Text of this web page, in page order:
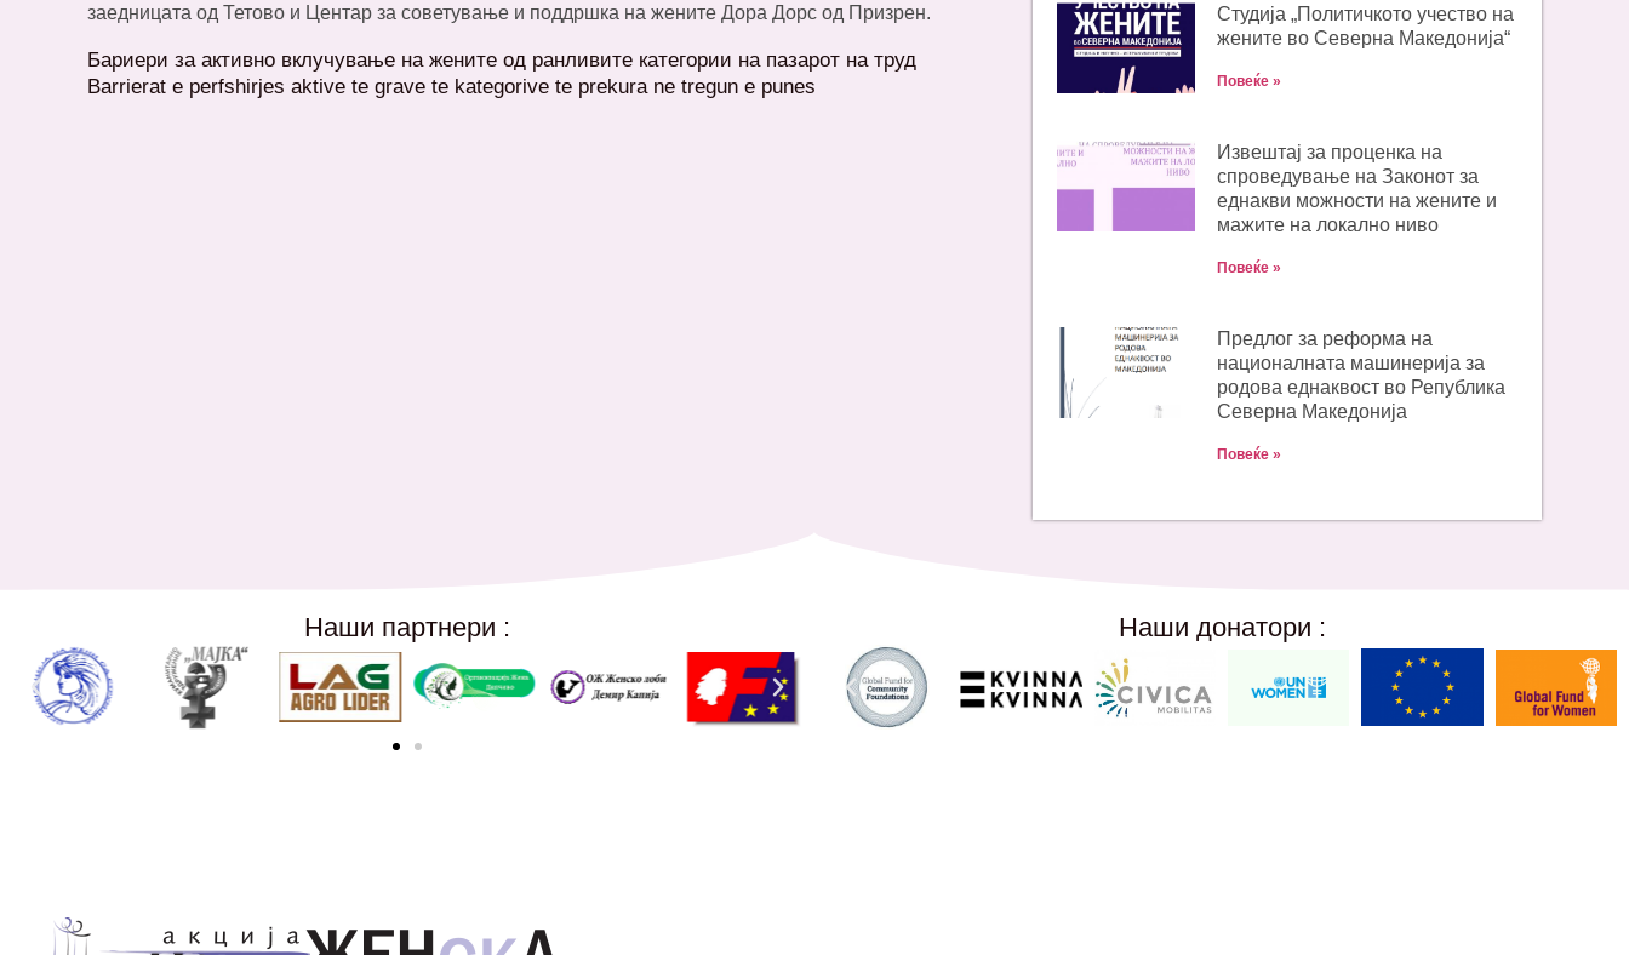
заедницата од Тетово и Центар за советување и поддршка на жените Дора Дорс од Призрен.
Бариери за активно вклучување на жените од ранливите категории на пазарот на труд
Barrierat e perfshirjes aktive te grave te kategorive te prekura ne tregun e punes
Студија „Политичкото учество на
жените во Северна Македонија“
Повеќе »
Извештај за проценка на
спроведување на Законот за
еднакви можности на жените и
мажите на локално ниво
Повеќе »
Предлог за реформа на
националната машинерија за
родова еднаквост во Република
Северна Македонија
Повеќе »
Наши партнери : Наши донатори :